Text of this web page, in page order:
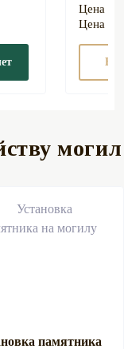
В
могил
памятника